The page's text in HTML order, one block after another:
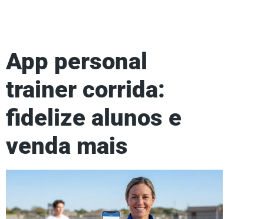
App personal
trainer corrida:
fidelize alunos e
venda mais